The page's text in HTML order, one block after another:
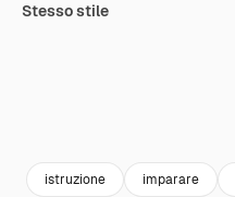
Stesso stile
istruzione imparare